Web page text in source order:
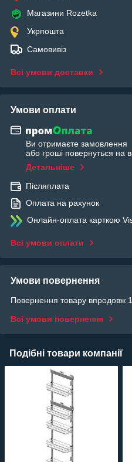
Магазини Rozetka
Укрпошта
Самовивіз
Всі умови доставки
Умови оплати
Ви отримаєте замовлення
або гроші повернуться на
Детальніше
Післяплата
Оплата на рахунок
Онлайн-оплата карткою
Всі умови оплати
Умови повернення
Повернення товару впродовж
Всі умови повернення
Подібні товари компанії